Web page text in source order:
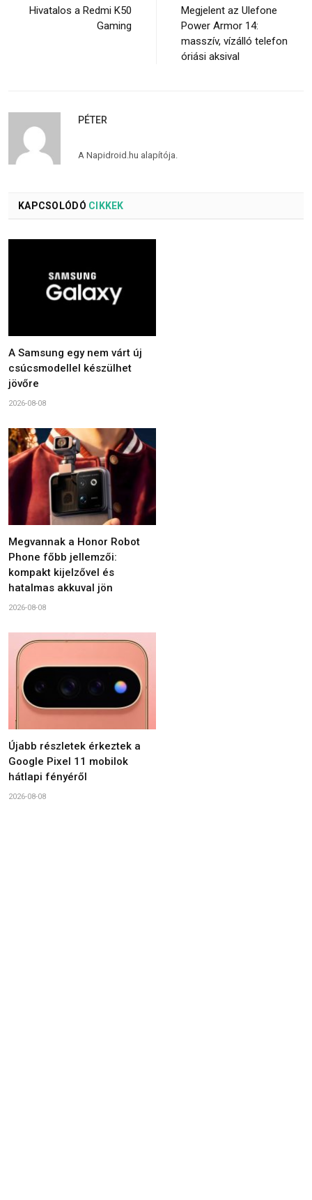
Hivatalos a Redmi K50
Gaming
Megjelent az Ulefone
Power Armor 14:
masszív, vízálló telefon
óriási aksival
PÉTER
A Napidroid.hu alapítója.
KAPCSOLÓDÓ CIKKEK
A Samsung egy nem várt új
csúcsmodellel készülhet
jövőre
2026-08-08
Megvannak a Honor Robot
Phone főbb jellemzői:
kompakt kijelzővel és
hatalmas akkuval jön
2026-08-08
Újabb részletek érkeztek a
Google Pixel 11 mobilok
hátlapi fényéről
2026-08-08